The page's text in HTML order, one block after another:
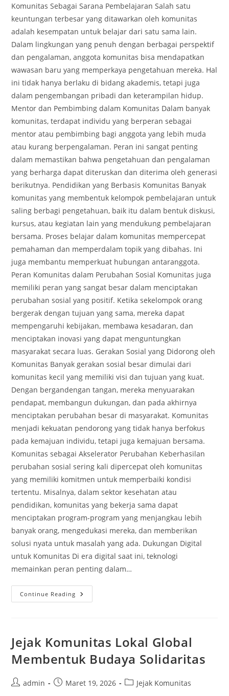
Komunitas Sebagai Sarana Pembelajaran Salah satu
keuntungan terbesar yang ditawarkan oleh komunitas
adalah kesempatan untuk belajar dari satu sama lain.
Dalam lingkungan yang penuh dengan berbagai perspektif
dan pengalaman, anggota komunitas bisa mendapatkan
wawasan baru yang memperkaya pengetahuan mereka. Hal
ini tidak hanya berlaku di bidang akademis, tetapi juga
dalam pengembangan pribadi dan keterampilan hidup.
Mentor dan Pembimbing dalam Komunitas Dalam banyak
komunitas, terdapat individu yang berperan sebagai
mentor atau pembimbing bagi anggota yang lebih muda
atau kurang berpengalaman. Peran ini sangat penting
dalam memastikan bahwa pengetahuan dan pengalaman
yang berharga dapat diteruskan dan diterima oleh generasi
berikutnya. Pendidikan yang Berbasis Komunitas Banyak
komunitas yang membentuk kelompok pembelajaran untuk
saling berbagi pengetahuan, baik itu dalam bentuk diskusi,
kursus, atau kegiatan lain yang mendukung pembelajaran
bersama. Proses belajar dalam komunitas mempercepat
pemahaman dan memperdalam topik yang dibahas. Ini
juga membantu memperkuat hubungan antaranggota.
Peran Komunitas dalam Perubahan Sosial Komunitas juga
memiliki peran yang sangat besar dalam menciptakan
perubahan sosial yang positif. Ketika sekelompok orang
bergerak dengan tujuan yang sama, mereka dapat
mempengaruhi kebijakan, membawa kesadaran, dan
menciptakan inovasi yang dapat menguntungkan
masyarakat secara luas. Gerakan Sosial yang Didorong oleh
Komunitas Banyak gerakan sosial besar dimulai dari
komunitas kecil yang memiliki visi dan tujuan yang kuat.
Dengan bergandengan tangan, mereka menyuarakan
pendapat, membangun dukungan, dan pada akhirnya
menciptakan perubahan besar di masyarakat. Komunitas
menjadi kekuatan pendorong yang tidak hanya berfokus
pada kemajuan individu, tetapi juga kemajuan bersama.
Komunitas sebagai Akselerator Perubahan Keberhasilan
perubahan sosial sering kali dipercepat oleh komunitas
yang memiliki komitmen untuk memperbaiki kondisi
tertentu. Misalnya, dalam sektor kesehatan atau
pendidikan, komunitas yang bekerja sama dapat
menciptakan program-program yang menjangkau lebih
banyak orang, mengedukasi mereka, dan memberikan
solusi nyata untuk masalah yang ada. Dukungan Digital
untuk Komunitas Di era digital saat ini, teknologi
memainkan peran penting dalam…
Continue Reading Jejak
Komunitas
Jejak Komunitas Lokal Global
Membentuk Budaya Solidaritas
Postadmin
PostMaret 19, 2026
PostJejak Komunitas